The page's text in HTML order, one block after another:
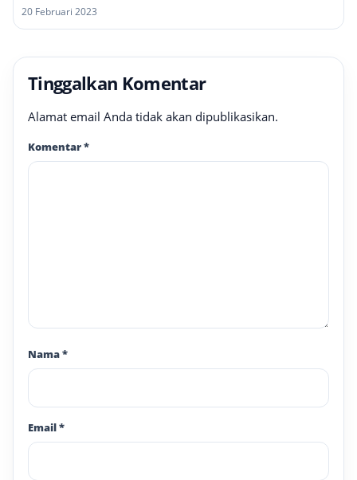
20 Februari 2023
Tinggalkan Komentar
Alamat email Anda tidak akan dipublikasikan.
Komentar*
Nama*
Email*